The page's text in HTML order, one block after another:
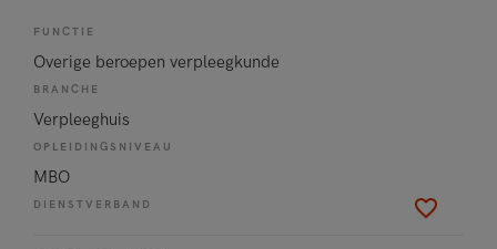
FUNCTIE
Overige beroepen verpleegkunde
BRANCHE
Verpleeghuis
OPLEIDINGSNIVEAU
MBO
DIENSTVERBAND